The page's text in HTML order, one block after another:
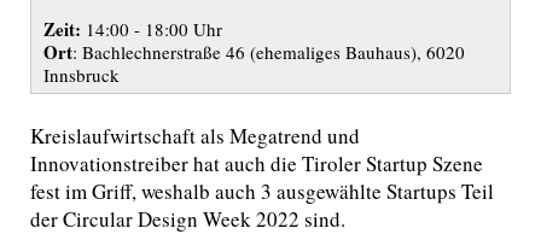
Zeit: 14:00 - 18:00 Uhr
Ort: Bachlechnerstraße 46 (ehemaliges Bauhaus), 6020
Innsbruck
Kreislaufwirtschaft als Megatrend und
Innovationstreiber hat auch die Tiroler Startup Szene
fest im Griff, weshalb auch 3 ausgewählte Startups Teil
der Circular Design Week 2022 sind.